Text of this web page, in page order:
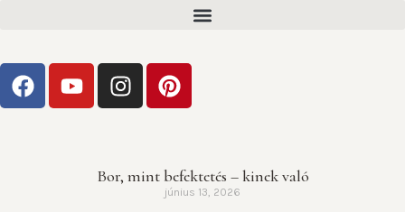
Bor, mint befektetés – kinek való
június 13, 2026